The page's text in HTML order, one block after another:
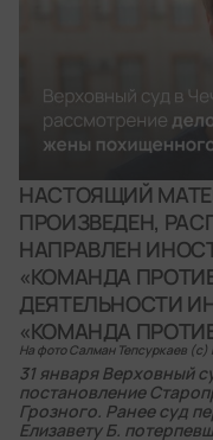
НАСТОЯЩИЙ
ПРОИЗВЕДЕН,
НАПРАВЛЕН
«КОМАНДА
ДЕЯТЕЛЬНОСТИ
«КОМАНДА
На фото Салман Тепсуркаев
31 января Верховный
постановление
Грозного. Ранее суд
Елизавету Б.